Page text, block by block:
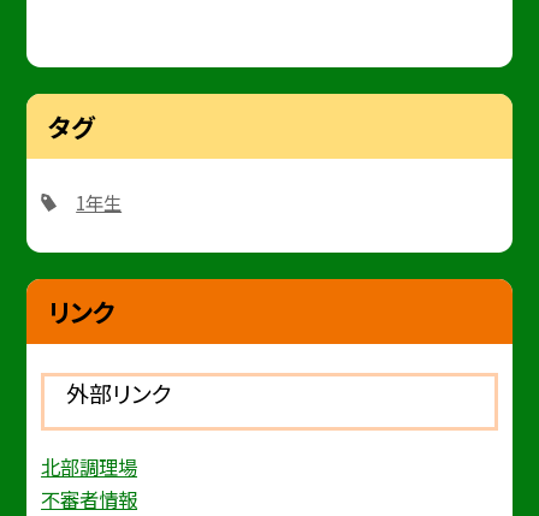
タグ
1年生
リンク
外部リンク
北部調理場
不審者情報